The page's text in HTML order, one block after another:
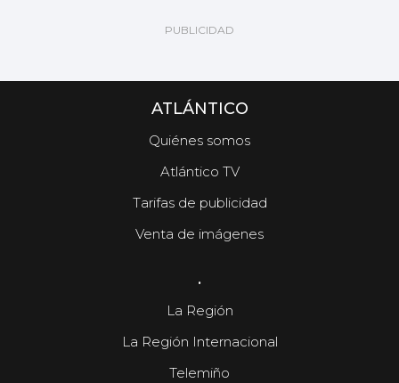
ATLÁNTICO
Quiénes somos
Atlántico TV
Tarifas de publicidad
Venta de imágenes
.
La Región
La Región Internacional
Telemiño